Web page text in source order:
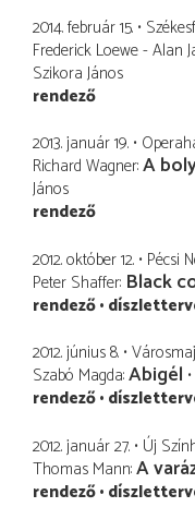
2014. február 15.
Frederick Loewe - Alan
Szikora János
rendező
2013. január 19.
Richard Wagner A
János
rendező
2012. október 12. Pécsi
Peter Shaffer Black
rendező
2012. június 8.
Szabó Magda Abigél
rendező
2012. január 27. Új
Thomas Mann A
rendező